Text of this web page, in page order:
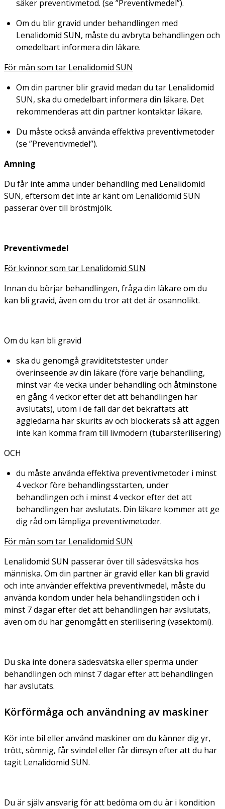
säker preventivmetod. (se ”Preventivmedel”).
Om du blir gravid under behandlingen med
Lenalidomid SUN, måste du avbryta behandlingen och
omedelbart informera din läkare.
För män som tar Lenalidomid SUN
Om din partner blir gravid medan du tar Lenalidomid
SUN, ska du omedelbart informera din läkare. Det
rekommenderas att din partner kontaktar läkare.
Du måste också använda effektiva preventivmetoder
(se ”Preventivmedel”).
Amning
Du får inte amma under behandling med Lenalidomid
SUN, eftersom det inte är känt om Lenalidomid SUN
passerar över till bröstmjölk.
Preventivmedel
För kvinnor som tar Lenalidomid SUN
Innan du börjar behandlingen, fråga din läkare om du
kan bli gravid, även om du tror att det är osannolikt.
Om du kan bli gravid
ska du genomgå graviditetstester under
överinseende av din läkare (före varje behandling,
minst var 4:e vecka under behandling och åtminstone
en gång 4 veckor efter det att behandlingen har
avslutats), utom i de fall där det bekräftats att
äggledarna har skurits av och blockerats så att äggen
inte kan komma fram till livmodern (tubarsterilisering)
OCH
du måste använda effektiva preventivmetoder i minst
4 veckor före behandlingsstarten, under
behandlingen och i minst 4 veckor efter det att
behandlingen har avslutats. Din läkare kommer att ge
dig råd om lämpliga preventivmetoder.
För män som tar Lenalidomid SUN
Lenalidomid SUN passerar över till sädesvätska hos
människa. Om din partner är gravid eller kan bli gravid
och inte använder effektiva preventivmedel, måste du
använda kondom under hela behandlingstiden och i
minst 7 dagar efter det att behandlingen har avslutats,
även om du har genomgått en sterilisering (vasektomi).
Du ska inte donera sädesvätska eller sperma under
behandlingen och minst 7 dagar efter att behandlingen
har avslutats.
Körförmåga och användning av maskiner
Kör inte bil eller använd maskiner om du känner dig yr,
trött, sömnig, får svindel eller får dimsyn efter att du har
tagit Lenalidomid SUN.
Du är själv ansvarig för att bedöma om du är i kondition